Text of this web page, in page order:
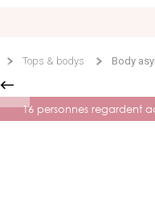
Tops & bodys Body
16 personnes regardent